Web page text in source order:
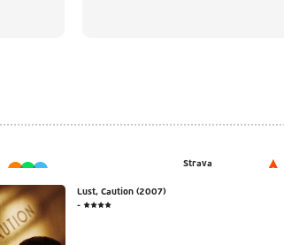
Lust, Caution (2007)
- ★★★★
Strava